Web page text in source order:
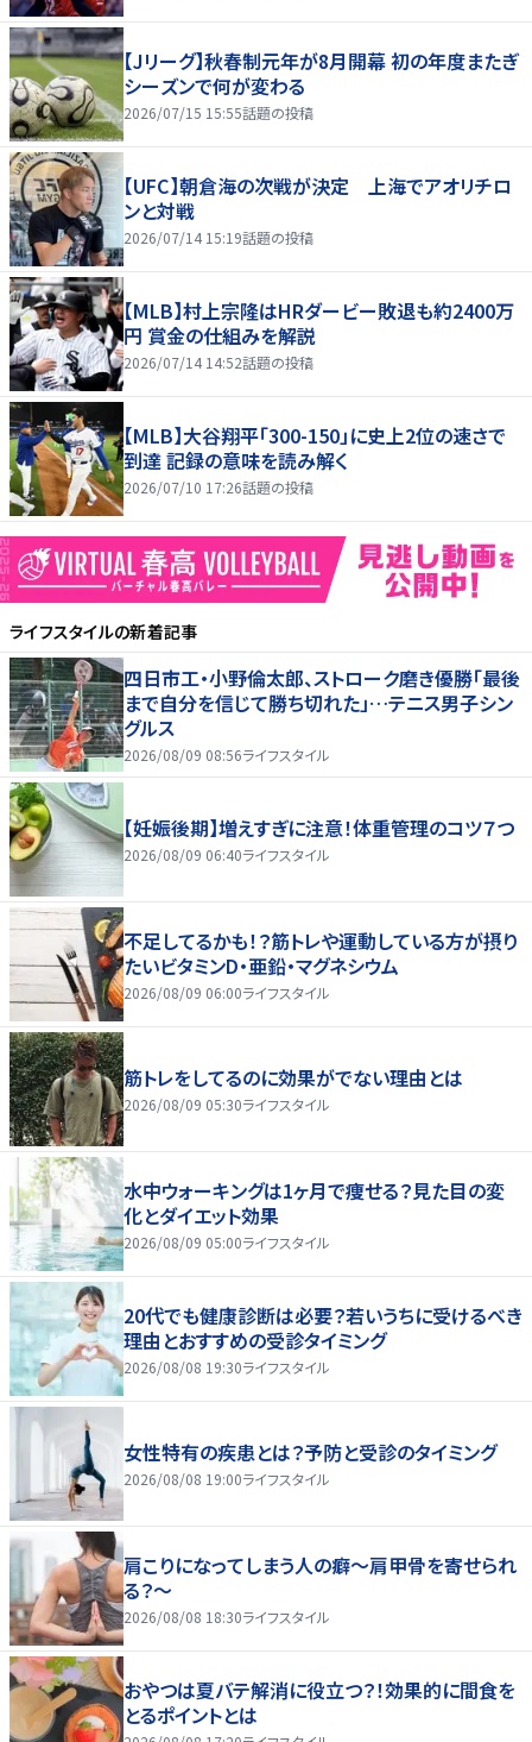
【Jリーグ】秋春制元年が8月開幕 初の年度またぎ
シーズンで何が変わる
2026/07/15 15:55話題の投稿
【UFC】朝倉海の次戦が決定 上海でアオリチロ
ンと対戦
2026/07/14 15:19話題の投稿
【MLB】村上宗隆はHRダービー敗退も約2400万
円 賞金の仕組みを解説
2026/07/14 14:52話題の投稿
【MLB】大谷翔平「300-150」に史上2位の速さで
到達 記録の意味を読み解く
2026/07/10 17:26話題の投稿
ライフスタイルの新着記事
四日市工・小野倫太郎、ストローク磨き優勝「最後
まで自分を信じて勝ち切れた」…テニス男子シン
グルス
2026/08/09 08:56ライフスタイル
【妊娠後期】増えすぎに注意！体重管理のコツ７つ
2026/08/09 06:40ライフスタイル
不足してるかも！？筋トレや運動している方が摂り
たいビタミンD・亜鉛・マグネシウム
2026/08/09 06:00ライフスタイル
筋トレをしてるのに効果がでない理由とは
2026/08/09 05:30ライフスタイル
水中ウォーキングは1ヶ月で痩せる？見た目の変
化とダイエット効果
2026/08/09 05:00ライフスタイル
20代でも健康診断は必要？若いうちに受けるべき
理由とおすすめの受診タイミング
2026/08/08 19:30ライフスタイル
女性特有の疾患とは？予防と受診のタイミング
2026/08/08 19:00ライフスタイル
肩こりになってしまう人の癖～肩甲骨を寄せられ
る？～
2026/08/08 18:30ライフスタイル
おやつは夏バテ解消に役立つ？！効果的に間食を
とるポイントとは